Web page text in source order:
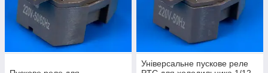
Універсальне пускове реле